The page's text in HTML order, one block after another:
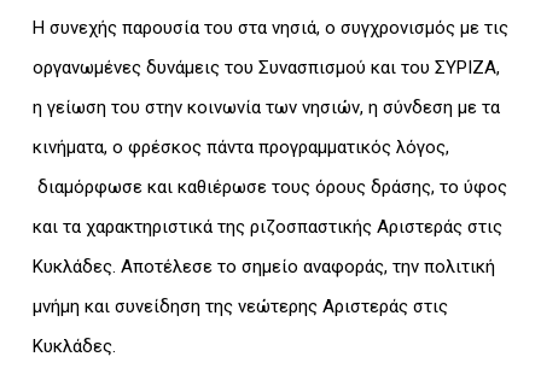
Η συνεχής παρουσία του στα νησιά, ο συγχρονισμός με τις
οργανωμένες δυνάμεις του Συνασπισμού και του ΣΥΡΙΖΑ,
η γείωση του στην κοινωνία των νησιών, η σύνδεση με τα
κινήματα, ο φρέσκος πάντα προγραμματικός λόγος,
διαμόρφωσε και καθιέρωσε τους όρους δράσης, το ύφος
και τα χαρακτηριστικά της ριζοσπαστικής Αριστεράς στις
Κυκλάδες. Αποτέλεσε το σημείο αναφοράς, την πολιτική
μνήμη και συνείδηση της νεώτερης Αριστεράς στις
Κυκλάδες.